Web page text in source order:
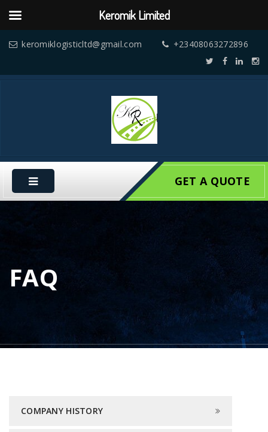
keromiklogisticltd@gmail.com +23408063272896
GET A QUOTE
FAQ
COMPANY HISTORY
Keromik Limited